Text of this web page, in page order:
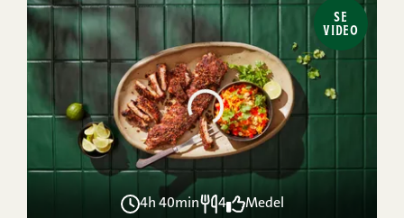
SE
VIDEO
4h 40min 4 Medel